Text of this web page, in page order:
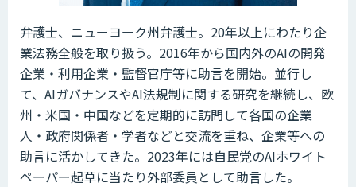
弁護士、ニューヨーク州弁護士。20年以上にわたり企
業法務全般を取り扱う。2016年から国内外のAIの開発
企業・利用企業・監督官庁等に助言を開始。並行し
て、AIガバナンスやAI法規制に関する研究を継続し、欧
州・米国・中国などを定期的に訪問して各国の企業
人・政府関係者・学者などと交流を重ね、企業等への
助言に活かしてきた。2023年には自民党のAIホワイト
ペーパー起草に当たり外部委員として助言した。